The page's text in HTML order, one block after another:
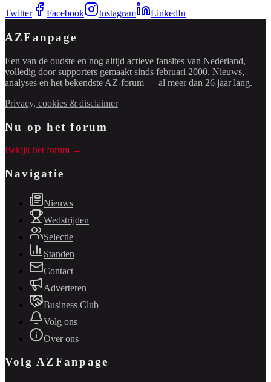
Twitter Facebook Instagram LinkedIn
AZFanpage
Een van de oudste en nog altijd actieve fansites van Nederland,
volledig door supporters gemaakt sinds februari 2000. Nieuws,
analyses en het bekendste AZ-forum — al meer dan 26 jaar lang.
Privacy, cookies & disclaimer
Nu op het forum
Bekijk het forum →
Navigatie
Nieuws
Wedstrijden
Selectie
Standen
Contact
Adverteren
Business Club
Volg ons
Over ons
Volg AZFanpage